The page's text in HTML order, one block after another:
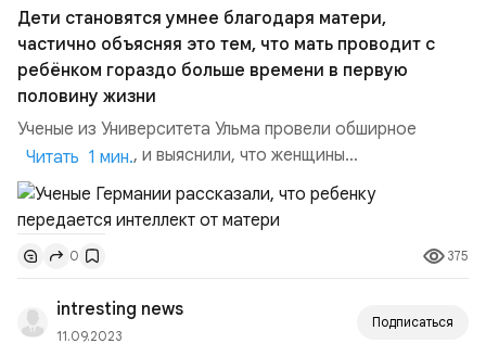
Дети становятся умнее благодаря матери,
частично объясняя это тем, что мать проводит с
ребёнком гораздо больше времени в первую
половину жизни
Ученые из Университета Ульма провели обширное
исследование, и выяснили, что женщины
действительно выигрывают в интеллектуальном плане.
Это обусловлено генетикой: информация об
умственных способностях человека закодирована в Х-
хромосоме, которую мама передает малышу дважды, в
то время как отец передает её только один раз. Это
делает вероятность насл...
Читать 1 мин.
0 375
intresting news
11.09.2023
Подписаться